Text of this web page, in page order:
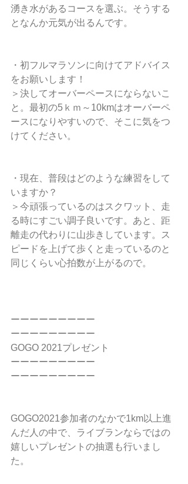
湧き水があるコースを選ぶ。そうする
となんか元気が出るんです。
・初フルマラソンに向けてアドバイス
をお願いします！
＞決してオーバーペースにならないこ
と。最初の5ｋｍ～10kmはオーバーペ
ースになりやすいので、そこに気をつ
けてください。
・現在、普段はどのような練習をして
いますか？
＞今頑張っているのはスクワット、走
る時にすごい調子良いです。あと、距
離走の代わりに山歩きしています。ス
ピードを上げて歩くと走っているのと
同じくらい心拍数が上がるので。
ーーーーーーーーー
ーーーーーーーーー
GOGO 2021プレゼント
ーーーーーーーーー
ーーーーーーーーー
GOGO2021参加者のなかで1km以上進
んだ人の中で、ライブランならではの
嬉しいプレゼントの抽選も行いまし
た。